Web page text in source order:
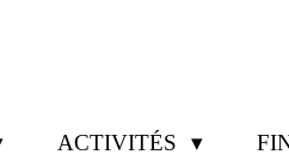
ACTIVITÉS